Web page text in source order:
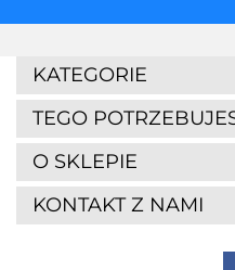
KATEGORIE
TEGO
O SKLEPIE
KONTAKT Z NAMI